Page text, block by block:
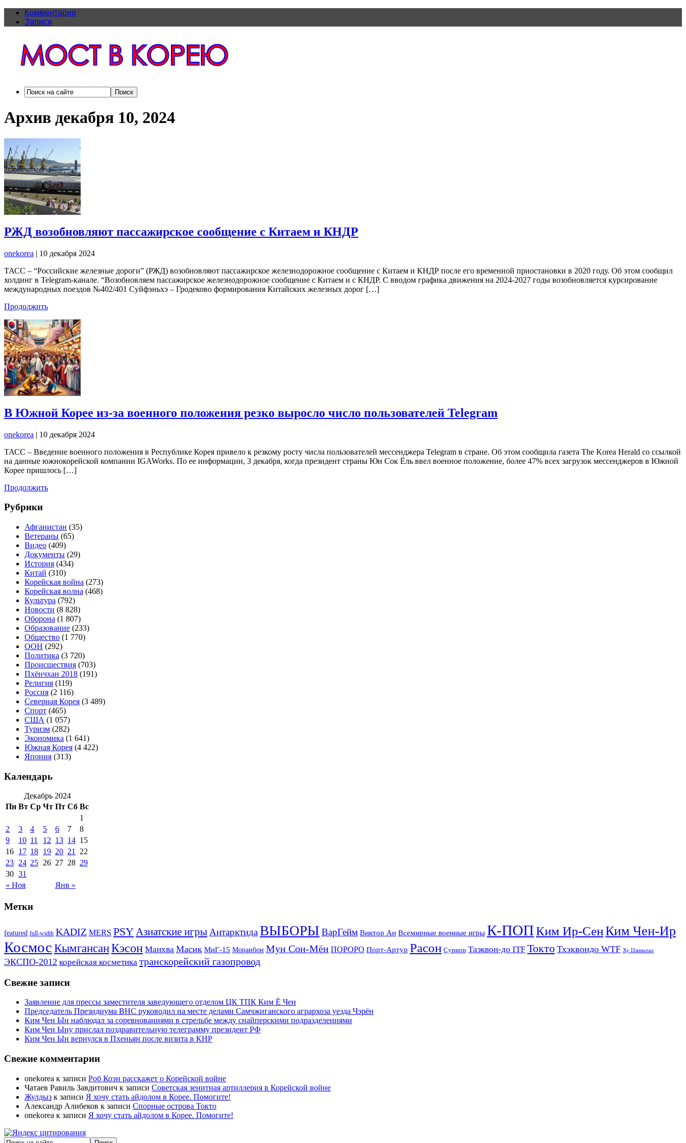
Комментарии
Записи
Архив декабря 10, 2024
РЖД возобновляют пассажирское сообщение с Китаем и КНДР
onekorea | 10 декабря 2024
ТАСС – “Российские железные дороги” (РЖД) возобновляют пассажирское железнодорожное сообщение с Китаем и КНДР после его временной приостановки в 2020 году. Об этом сообщил
холдинг в Telegram-канале. “Возобновляем пассажирское железнодорожное сообщение с Китаем и с КНДР. С вводом графика движения на 2024-2027 годы возобновляется курсирование
международных поездов №402/401 Суйфэньхэ – Гродеково формирования Китайских железных дорог […]
Продолжить
В Южной Корее из-за военного положения резко выросло число пользователей Telegram
onekorea | 10 декабря 2024
ТАСС – Введение военного положения в Республике Корея привело к резкому росту числа пользователей мессенджера Telegram в стране. Об этом сообщила газета The Korea Herald со ссылкой
на данные южнокорейской компании IGAWorks. По ее информации, 3 декабря, когда президент страны Юн Сок Ёль ввел военное положение, более 47% всех загрузок мессенджеров в Южной
Корее пришлось […]
Продолжить
Рубрики
Афганистан (35)
Ветераны (65)
Видео (409)
Документы (29)
История (434)
Китай (310)
Корейская война (273)
Корейская волна (468)
Культура (792)
Новости (8 828)
Оборона (1 807)
Образование (233)
Общество (1 770)
ООН (292)
Политика (3 720)
Происшествия (703)
Пхёнчхан 2018 (191)
Религия (119)
Россия (2 116)
Северная Корея (3 489)
Спорт (465)
США (1 057)
Туризм (282)
Экономика (1 641)
Южная Корея (4 422)
Япония (313)
Календарь
Декабрь 2024
Пн Вт Ср Чт Пт Сб Вс
« Ноя Янв »
1
2
3 4 5 6 7
8
9
10 11 12 13 14 15
16 17 18 19 20 21
22
23 24 25 26 27 28 29
30 31
Метки
featured full-width KADIZ MERS PSYАзиатские игры АнтарктидаВЫБОРЫ ВарГейм Виктор Ан Всемирные военные игры К-ПОПКим Ир-СенКим Чен-Ир
Космос КымгансанКэсон Манхва Масик МиГ-15 Моранбон Мун Сон-Мён ПОРОРО Порт-Артур Расон Сурион Таэквон-до ITF Токто Тхэквондо WTF Ху Цзиньтао
ЭКСПО-2012 корейская косметика транскорейский газопровод
Свежие записи
Заявление для прессы заместителя заведующего отделом ЦК ТПК Ким Ё Чен
Председатель Президиума ВНС руководил на месте делами Самчжиганского агрархоза уезда Чэрён
Ким Чен Ын наблюдал за соревнованиями в стрельбе между снайперскими подразделениями
Ким Чен Ыну прислал поздравительную телеграмму президент РФ
Ким Чен Ын вернулся в Пхеньян после визита в КНР
Свежие комментарии
onekorea к записи Роб Коэн расскажет о Корейской войне
Чатаев Равиль Завдитович к записи Советская зенитная артиллерия в Корейской войне
Жулдыз к записи Я хочу стать айдолом в Корее. Помогите!
Александр Алибеков к записи Спорные острова Токто
onekorea к записи Я хочу стать айдолом в Корее. Помогите!